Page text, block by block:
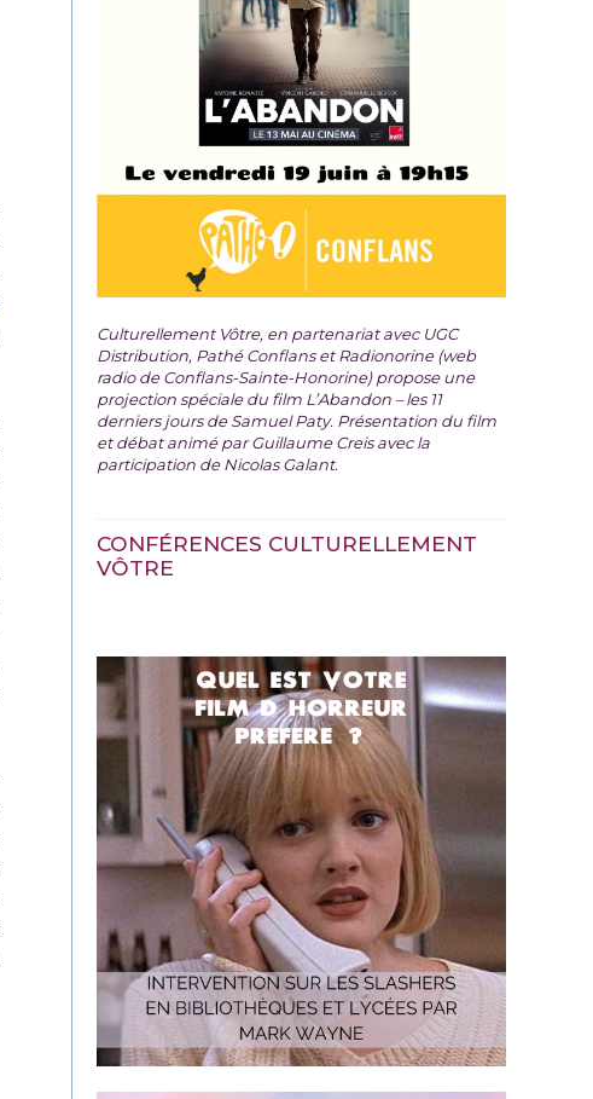
Culturellement Vôtre, en partenariat avec UGC
Distribution, Pathé Conflans et Radionorine (web
radio de Conflans-Sainte-Honorine) propose une
projection spéciale du film L’Abandon – les 11
derniers jours de Samuel Paty. Présentation du film
et débat animé par Guillaume Creis avec la
participation de Nicolas Galant.
CONFÉRENCES CULTURELLEMENT
VÔTRE